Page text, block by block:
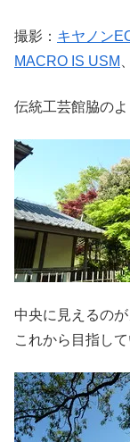
撮影： キヤノン
MACRO IS USM
伝統工芸館脇のよ
中央に見えるの
これから目指して